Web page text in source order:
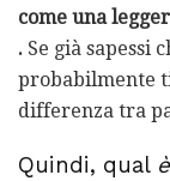
come una
. Se già sapessi
probabilmente
differenza tra
Quindi, qual è